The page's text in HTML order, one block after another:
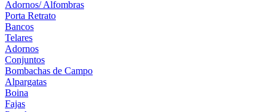
Adornos/ Alfombras
Porta Retrato
Bancos
Telares
Adornos
Conjuntos
Bombachas de Campo
Alpargatas
Boina
Fajas